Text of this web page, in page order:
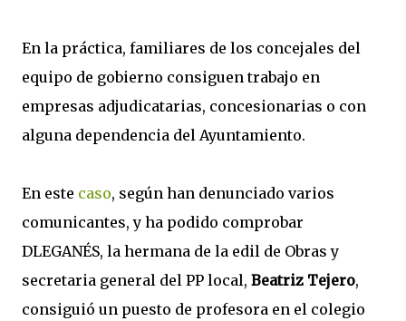
En la práctica, familiares de los concejales del
equipo de gobierno consiguen trabajo en
empresas adjudicatarias, concesionarias o con
alguna dependencia del Ayuntamiento.
En este caso, según han denunciado varios
comunicantes, y ha podido comprobar
DLEGANÉS, la hermana de la edil de Obras y
secretaria general del PP local, Beatriz Tejero,
consiguió un puesto de profesora en el colegio